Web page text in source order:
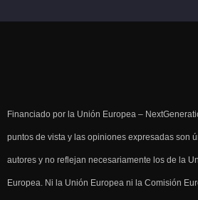
Financiado por la Unión Europea –
puntos de vista y las opiniones expresadas son
autores y no reflejan necesariamente los de la
Europea. Ni la Unión Europea ni la Comisión